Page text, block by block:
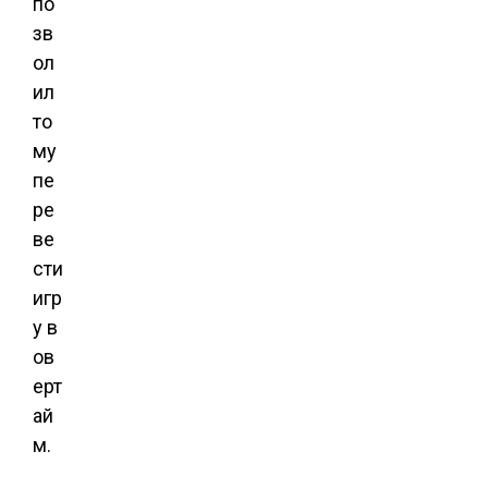
зв
ол
ил
то
му
пе
ре
ве
сти
игр
у в
ов
ерт
ай
м.